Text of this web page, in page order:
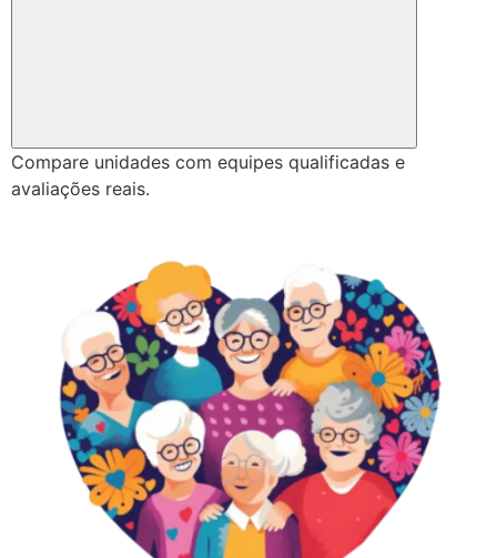
Compare unidades com equipes qualificadas e
avaliações reais.